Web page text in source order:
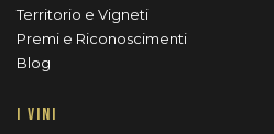
Territorio e Vigneti
Premi e Riconoscimenti
Blog
I VINI